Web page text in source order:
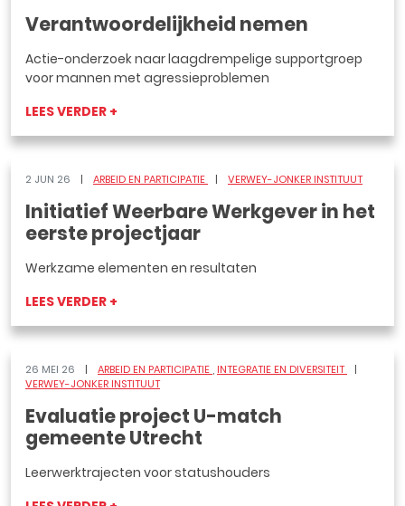
Verantwoordelijkheid nemen
Actie-onderzoek naar laagdrempelige supportgroep
voor mannen met agressieproblemen
LEES VERDER +
2 JUN 26 ARBEID EN PARTICIPATIE VERWEY-JONKER INSTITUUT
Initiatief Weerbare Werkgever in het
eerste projectjaar
Werkzame elementen en resultaten
LEES VERDER +
26 MEI 26 ARBEID EN PARTICIPATIE INTEGRATIE EN DIVERSITEIT
VERWEY-JONKER INSTITUUT
Evaluatie project U-match
gemeente Utrecht
Leerwerktrajecten voor statushouders